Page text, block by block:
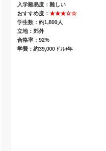
入学難易度：難しい
おすすめ度： ★★★☆☆
学生数：約1,800人
立地：郊外
合格率：92%
学費：約39,000ドル/年